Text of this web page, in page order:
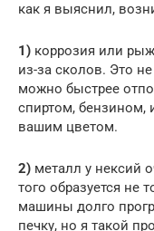
как я выяснил,
1) коррозия или
из-за сколов. Это
можно быстрее
спиртом, бензином,
вашим цветом.
2) металл у нексий
того образуется не
машины долго
печку, но я такой